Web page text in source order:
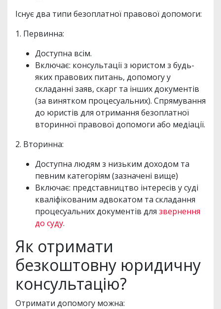
Існує два типи безоплатної правової допомоги:
1. Первинна:
Доступна всім.
Включає: консультації з юристом з будь-
яких правових питань, допомогу у
складанні заяв, скарг та інших документів
(за винятком процесуальних). Спрямування
до юристів для отримання безоплатної
вторинної правової допомоги або медіації.
2. Вторинна:
Доступна людям з низьким доходом та
певним категоріям (зазначені вище)
Включає: представництво інтересів у суді
кваліфікованим адвокатом та складання
процесуальних документів для звернення
до суду.
Як отримати
безкоштовну юридичну
консультацію?
Отримати допомогу можна: